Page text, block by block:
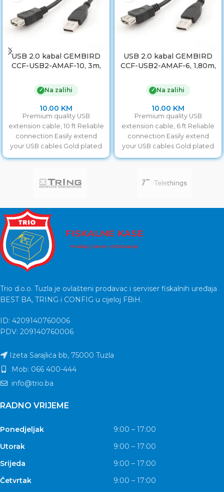
USB 2.0 kabal GEMBIRD
CCF-USB2-AMAF-10, 3m,
ferrit
✓ Na zalihi
10.00 KM
Premium quality USB
extension cable, 10 ft Reliable
connection Easily extend
your USB cables Gold plated
contacts Lifetime warranty
USB 2.0 kabal GEMBIRD
CCF-USB2-AMAF-6, 1,80m,
✓ Na zalihi
10.00 KM
Premium quality USB
extension cable, 6 ft Reliable
connection Easily extend
your USB cables Gold plated
contacts
Trio d.o.o. Tuzla je ovlašteni prodavac i serviser fiskalnih uređaja
BEST BA, TRING i CONFIG u cijeloj FBiH.
ID: 4209140760006
PDV: 209140760006
Izeta Sarajlića bb, 75000 Tuzla
Mob: 066 400-444
info@trio.ba
RADNO VRIJEME
Ponedjeljak
9:00 – 17:00
Utorak
9:00 – 17:00
Srijeda
9:00 – 17:00
Četvrtak
9:00 – 17:00